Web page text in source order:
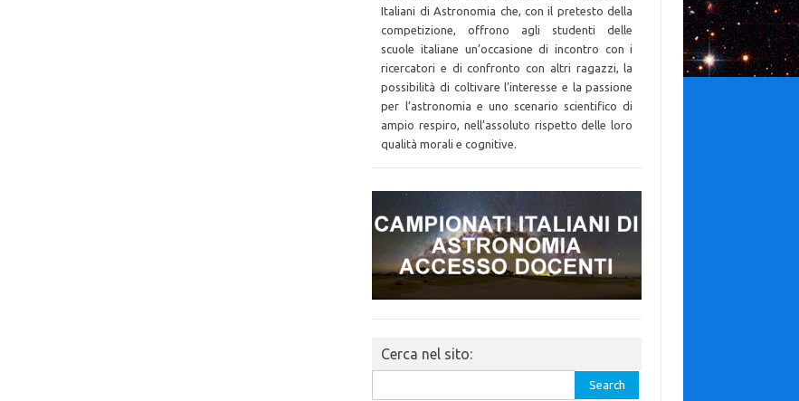
Italiani di Astronomia che, con il pretesto della
competizione, offrono agli studenti delle
scuole italiane un’occasione di incontro con i
ricercatori e di confronto con altri ragazzi, la
possibilità di coltivare l’interesse e la passione
per l’astronomia e uno scenario scientifico di
ampio respiro, nell’assoluto rispetto delle loro
qualità morali e cognitive.
Cerca nel sito: